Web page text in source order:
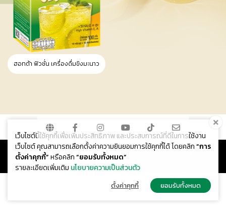
เว็บไซต์นี้ใช้คุกกี้เพื่อเพิ่มประสิทธิภาพ และประสบการณ์ที่ดีในการใช้งาน
เว็บไซต์ คุณสามารถเลือกตั้งค่าความยินยอมการใช้คุกกี้ได้ โดยคลิก“การ
ตั้งค่าคุกกี้”หรือคลิก“ยอมรับทั้งหมด”
รายละเอียดเพิ่มเติม นโยบายความเป็นส่วนตัว
ตั้งค่าคุกกี้ ยอมรับทั้งหมด
ฮอทต้า ฟิวชั่น เครื่องดื่มขิงมะนาว
Copyright © 2019 New Concept Product Co.,Ltd. All rights
reserved.